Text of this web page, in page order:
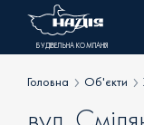
contentБУДІВЕЛЬНА КОМПАНІЯ
Головна Об'єкти